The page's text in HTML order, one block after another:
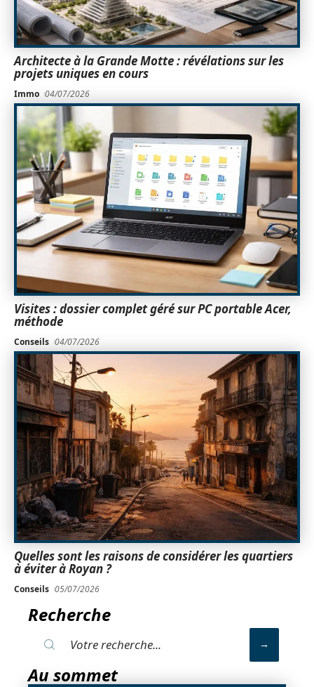
Architecte à la Grande Motte : révélations sur les
projets uniques en cours
Immo 04/07/2026
Visites : dossier complet géré sur PC portable Acer,
méthode
Conseils 04/07/2026
Quelles sont les raisons de considérer les quartiers
à éviter à Royan ?
Conseils 05/07/2026
Recherche
Au sommet